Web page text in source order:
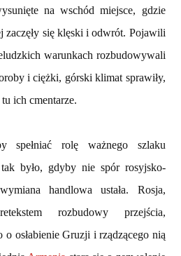
na wschód miejsce, gdzie
zaczęły się klęski i odwrót. Pojawili
warunkach rozbudowywali
i ciężki, górski klimat sprawiły,
ich cmentarze.
spełniać rolę ważnego szlaku
było, gdyby nie spór rosyjsko-
handlowa ustała. Rosja,
rozbudowy przejścia,
o osłabienie Gruzji i rządzącego nią